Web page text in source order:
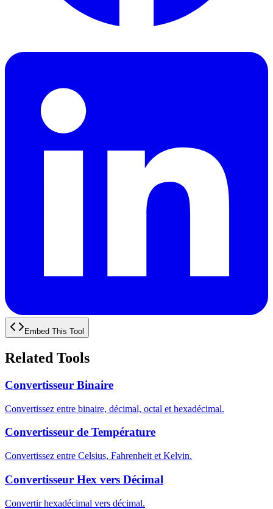
Embed This Tool
Related Tools
Convertisseur Binaire
Convertissez entre binaire, décimal, octal et hexadécimal.
Convertisseur de Température
Convertissez entre Celsius, Fahrenheit et Kelvin.
Convertisseur Hex vers Décimal
Convertir hexadécimal vers décimal.